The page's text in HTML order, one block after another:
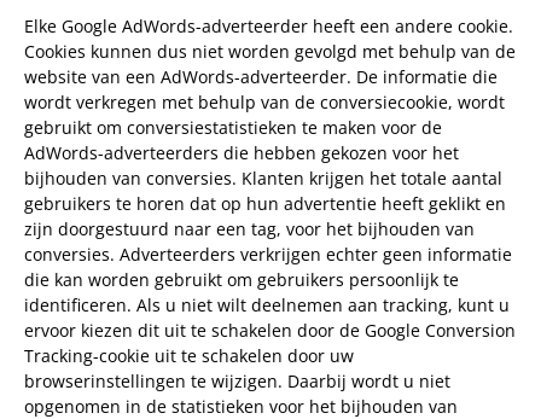
Elke Google AdWords-adverteerder heeft een andere cookie.
Cookies kunnen dus niet worden gevolgd met behulp van de
website van een AdWords-adverteerder. De informatie die
wordt verkregen met behulp van de conversiecookie, wordt
gebruikt om conversiestatistieken te maken voor de
AdWords-adverteerders die hebben gekozen voor het
bijhouden van conversies. Klanten krijgen het totale aantal
gebruikers te horen dat op hun advertentie heeft geklikt en
zijn doorgestuurd naar een tag, voor het bijhouden van
conversies. Adverteerders verkrijgen echter geen informatie
die kan worden gebruikt om gebruikers persoonlijk te
identificeren. Als u niet wilt deelnemen aan tracking, kunt u
ervoor kiezen dit uit te schakelen door de Google Conversion
Tracking-cookie uit te schakelen door uw
browserinstellingen te wijzigen. Daarbij wordt u niet
opgenomen in de statistieken voor het bijhouden van